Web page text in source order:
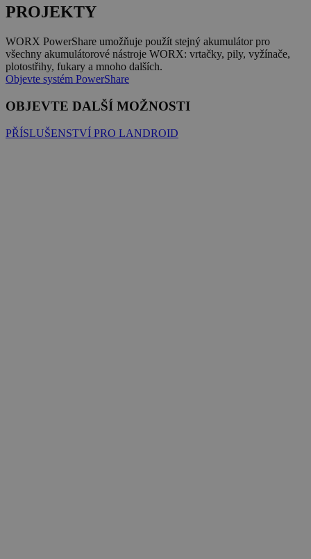
PROJEKTY
WORX PowerShare umožňuje použít stejný akumulátor pro
všechny akumulátorové nástroje WORX: vrtačky, pily, vyžínače,
plotostřihy, fukary a mnoho dalších.
Objevte systém PowerShare
OBJEVTE DALŠÍ MOŽNOSTI
PŘÍSLUŠENSTVÍ PRO LANDROID